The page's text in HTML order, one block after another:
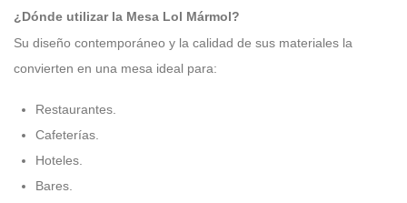
¿Dónde utilizar la Mesa Lol Mármol?
Su diseño contemporáneo y la calidad de sus materiales la
convierten en una mesa ideal para:
Restaurantes.
Cafeterías.
Hoteles.
Bares.